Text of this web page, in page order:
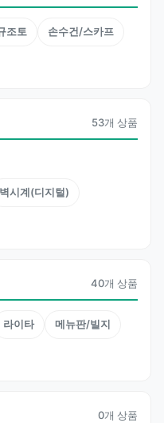
조토 손수건/스카프
53개 상품
벽시계(디지털)
40개 상품
라이타 메뉴판/빌지
0개 상품